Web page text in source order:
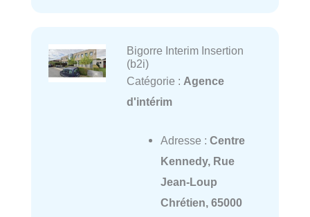
Bigorre Interim Insertion
(b2i)
Catégorie : Agence
d'intérim
Adresse : Centre
Kennedy, Rue
Jean-Loup
Chrétien, 65000